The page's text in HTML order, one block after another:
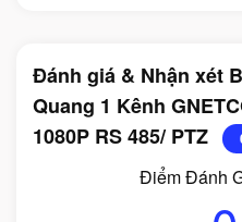
Đánh giá & Nhận xét
Quang 1 Kênh
1080P RS 485/ PTZ
Điểm Đánh